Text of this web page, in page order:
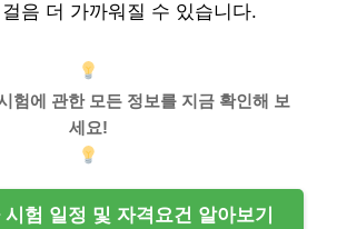
음 더 가까워질 수 있습니다.
험에 관한 모든 정보를 지금 확인해 보
세요!
험 일정 및 자격요건 알아보기